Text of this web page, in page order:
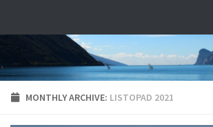
MONTHLY ARCHIVE: LISTOPAD 2021